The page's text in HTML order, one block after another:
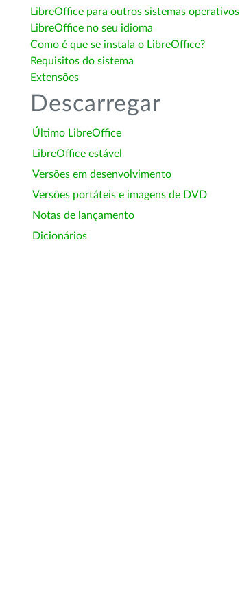
LibreOffice para outros sistemas operativos
LibreOffice no seu idioma
Como é que se instala o LibreOffice?
Requisitos do sistema
Extensões
Descarregar
Último LibreOffice
LibreOffice estável
Versões em desenvolvimento
Versões portáteis e imagens de DVD
Notas de lançamento
Dicionários